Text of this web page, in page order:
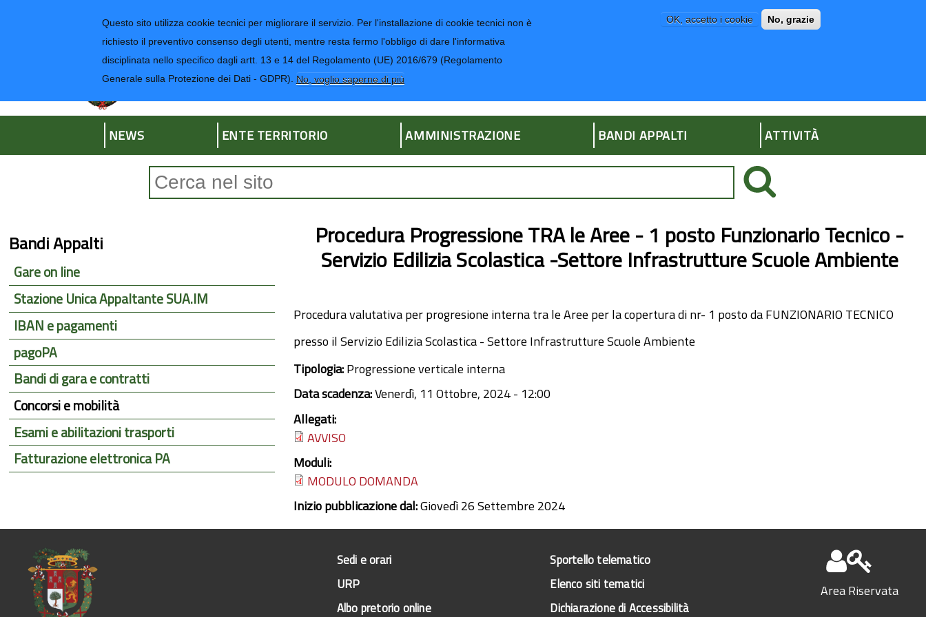
Questo sito utilizza cookie tecnici per migliorare il servizio. Per l'installazione di cookie tecnici non è
richiesto il preventivo consenso degli utenti, mentre resta fermo l'obbligo di dare l'informativa
disciplinata nello specifico dagli artt. 13 e 14 del Regolamento (UE) 2016/679 (Regolamento
Generale sulla Protezione dei Dati - GDPR). No, voglio saperne di più
OK, accetto i cookie No, grazie
Regione Liguria
Provincia di Imperia
NEWS ENTE TERRITORIO AMMINISTRAZIONE BANDI APPALTI ATTIVITÀ
Procedura Progressione TRA le Aree - 1 posto Funzionario Tecnico -
Servizio Edilizia Scolastica -Settore Infrastrutture Scuole Ambiente
Procedura valutativa per progresione interna tra le Aree per la copertura di nr- 1 posto da FUNZIONARIO TECNICO
presso il Servizio Edilizia Scolastica - Settore Infrastrutture Scuole Ambiente
Tipologia:Progressione verticale interna
Data scadenza:Venerdì, 11 Ottobre, 2024 - 12:00
Allegati:
AVVISO
Moduli:
MODULO DOMANDA
Inizio pubblicazione dal:Giovedì 26 Settembre 2024
Bandi Appalti
Gare on line
Stazione Unica Appaltante SUA.IM
IBAN e pagamenti
pagoPA
Bandi di gara e contratti
Concorsi e mobilità
Esami e abilitazioni trasporti
Fatturazione elettronica PA
Sedi e orari
URP
Albo pretorio online
Sportello telematico
Elenco siti tematici
Dichiarazione di Accessibilità
Area Riservata